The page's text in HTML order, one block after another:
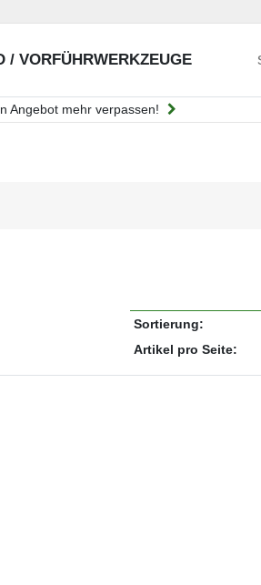
/ VORFÜHRWERKZEUGE
Angebot mehr verpassen!
Sortierung:
Artikel pro Seite: